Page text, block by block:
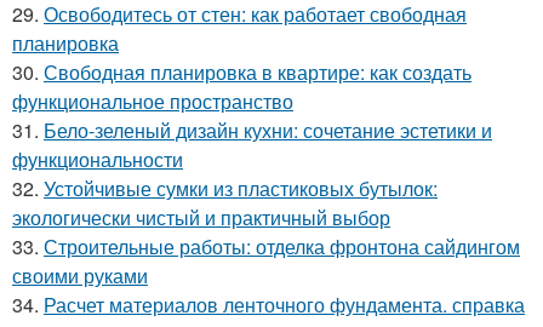
29. Освободитесь от стен: как работает свободная
планировка
30. Свободная планировка в квартире: как создать
функциональное пространство
31. Бело-зеленый дизайн кухни: сочетание эстетики и
функциональности
32. Устойчивые сумки из пластиковых бутылок:
экологически чистый и практичный выбор
33. Строительные работы: отделка фронтона сайдингом
своими руками
34. Расчет материалов ленточного фундамента. справка